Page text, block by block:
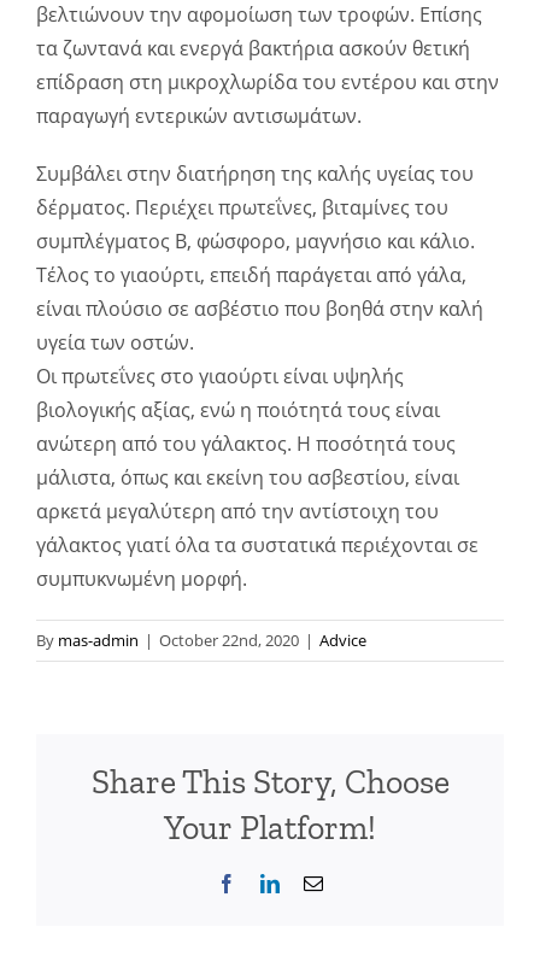
βελτιώνουν την αφομοίωση των τροφών. Επίσης
τα ζωντανά και ενεργά βακτήρια ασκούν θετική
επίδραση στη μικροχλωρίδα του εντέρου και στην
παραγωγή εντερικών αντισωμάτων.
Συμβάλει στην διατήρηση της καλής υγείας του
δέρματος. Περιέχει πρωτεΐνες, βιταμίνες του
συμπλέγματος Β, φώσφορο, μαγνήσιο και κάλιο.
Τέλος το γιαούρτι, επειδή παράγεται από γάλα,
είναι πλούσιο σε ασβέστιο που βοηθά στην καλή
υγεία των οστών.
Οι πρωτεΐνες στο γιαούρτι είναι υψηλής
βιολογικής αξίας, ενώ η ποιότητά τους είναι
ανώτερη από του γάλακτος. Η ποσότητά τους
μάλιστα, όπως και εκείνη του ασβεστίου, είναι
αρκετά μεγαλύτερη από την αντίστοιχη του
γάλακτος γιατί όλα τα συστατικά περιέχονται σε
συμπυκνωμένη μορφή.
By mas-admin | October 22nd, 2020 | Advice
Share This Story, Choose
Your Platform!
FacebookLinkedInEmail